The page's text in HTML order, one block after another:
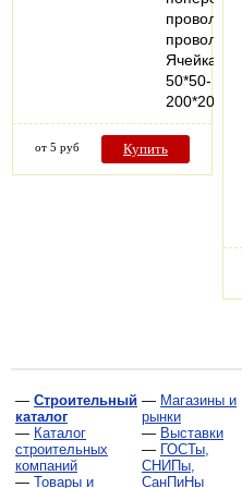
проволоки
Ячейка
50*50-
от 5 руб Купить
— Строительный
каталог
— Каталог
строительных
компаний
— Товары и
— Магазины и
рынки
— Выставки
— ГОСТы,
СНИПы,
СанПиНы